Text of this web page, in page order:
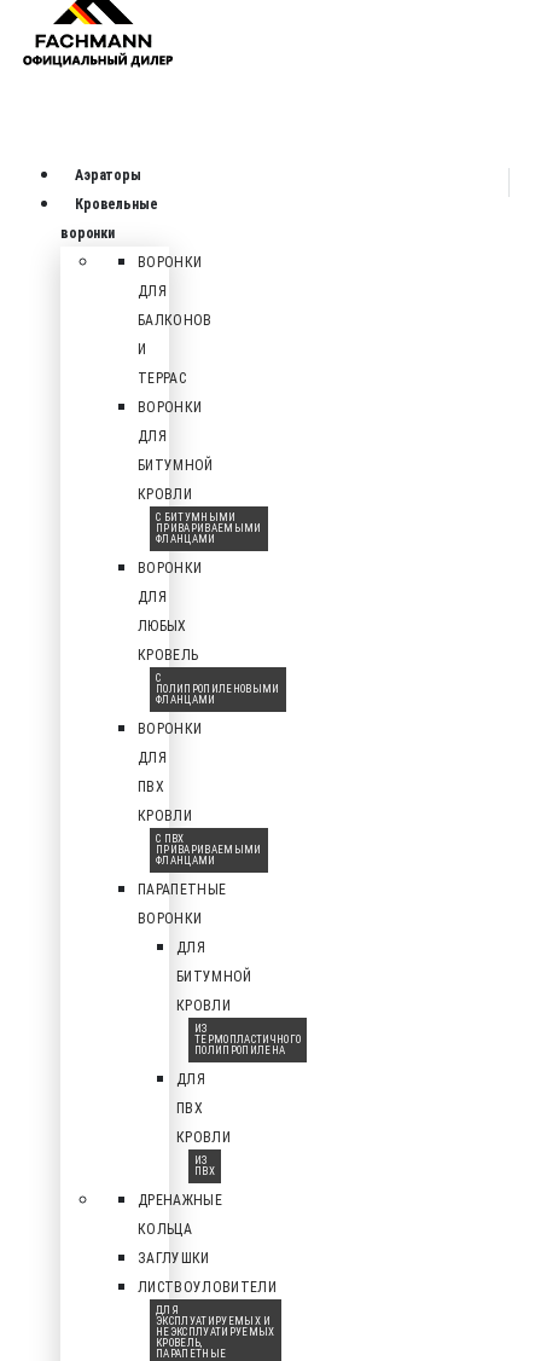
Аэраторы
Кровельные
воронки
ВОРОНКИ
ДЛЯ
БАЛКОНОВ
И
ТЕРРАС
ВОРОНКИ
ДЛЯ
БИТУМНОЙ
КРОВЛИ
С БИТУМНЫМИ
ПРИВАРИВАЕМЫМИ
ФЛАНЦАМИ
ВОРОНКИ
ДЛЯ
ЛЮБЫХ
КРОВЕЛЬ
С
ПОЛИПРОПИЛЕНОВЫМИ
ФЛАНЦАМИ
ВОРОНКИ
ДЛЯ
ПВХ
КРОВЛИ
С ПВХ
ПРИВАРИВАЕМЫМИ
ФЛАНЦАМИ
ПАРАПЕТНЫЕ
ВОРОНКИ
ДЛЯ
БИТУМНОЙ
КРОВЛИ
ИЗ
ТЕРМОПЛАСТИЧНОГО
ПОЛИПРОПИЛЕНА
ДЛЯ
ПВХ
КРОВЛИ
ИЗ
ПВХ
ДРЕНАЖНЫЕ
КОЛЬЦА
ЗАГЛУШКИ
ЛИСТВОУЛОВИТЕЛИ
ДЛЯ
ЭКСПЛУАТИРУЕМЫХ И
НЕЭКСПЛУАТИРУЕМЫХ
КРОВЕЛЬ,
ПАРАПЕТНЫЕ